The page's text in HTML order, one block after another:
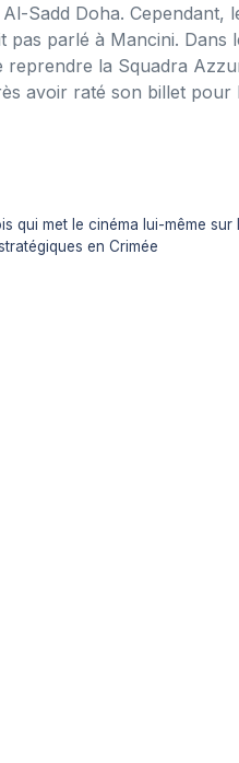
Sadd Doha. Cependant,
pas parlé à Mancini. Dans
reprendre la Squadra
avoir raté son billet pour
qui met le cinéma lui-même sur
en Crimée